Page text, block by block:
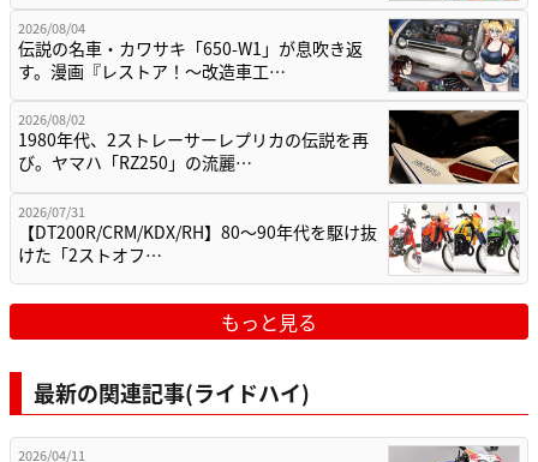
2026/08/04
伝説の名車・カワサキ「650-W1」が息吹き返
す。漫画『レストア！～改造車工…
2026/08/02
1980年代、2ストレーサーレプリカの伝説を再
び。ヤマハ「RZ250」の流麗…
2026/07/31
【DT200R/CRM/KDX/RH】80〜90年代を駆け抜
けた「2ストオフ…
もっと見る
最新の関連記事(ライドハイ)
2026/04/11